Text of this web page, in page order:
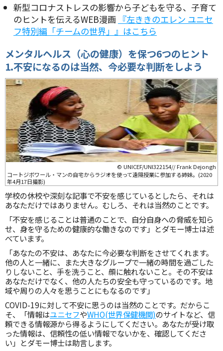
新型コロナストレスの影響から子どもを守る、子育て
のヒントを伝えるWEB漫画 『左ききのエレン ユニセ
フ特別編「チームの世界」』はこちら
メンタルヘルス（心の健康）を保つ6つのヒント
1.不安になるのは当然、今必要な判断をしよう
© UNICEF/UNI322154// Frank Dejongh
コートジボワール・マンの自宅からラジオを使って遠隔授業に参加する姉妹。(2020
年4月17日撮影)
学校の休校や深刻な記事で不安を感じているとしたら、それは
あなただけではありません。むしろ、それは当然のことです。
「不安を感じることは普通のことで、自分自身への脅威を知ら
せ、身を守るための健康的な働きなのです」とダモー博士は述
べています。
「あなたの不安は、あなたに今必要な判断をさせてくれます。
他の人と一緒に、また大きなグループで一緒の時間を過ごした
りしないこと、手を洗うこと、顔に触れないこと。その不安は
あなただけでなく、他の人たちの安全も守っているのです。地
域や周りの人々を思うことにもなるのです」
COVID-19に対して不安に思うのは当然のことです。だからこ
そ、「情報はユニセフやWHO(世界保健機関)のサイトなど、信
頼できる情報源から得るようにしてください。あなたが受け取
った情報は、信頼性の低い情報でないかを、確認してくださ
い」とダモー博士は助言します。